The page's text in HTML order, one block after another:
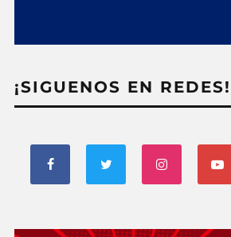
¡SIGUENOS EN REDES!